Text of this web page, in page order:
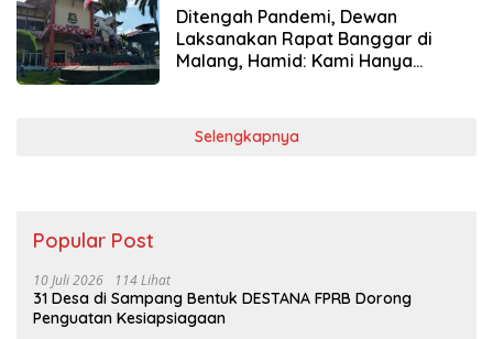
Ditengah Pandemi, Dewan
Laksanakan Rapat Banggar di
Malang, Hamid: Kami Hanya
Selengkapnya
Popular Post
10 Juli 2026 114 Lihat
31 Desa di Sampang Bentuk DESTANA FPRB Dorong
Penguatan Kesiapsiagaan